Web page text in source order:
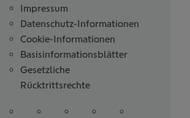
Impressum
Datenschutz-Informationen
Cookie-Informationen
Basisinformationsblätter
Gesetzliche
Rücktrittsrechte
Folgen